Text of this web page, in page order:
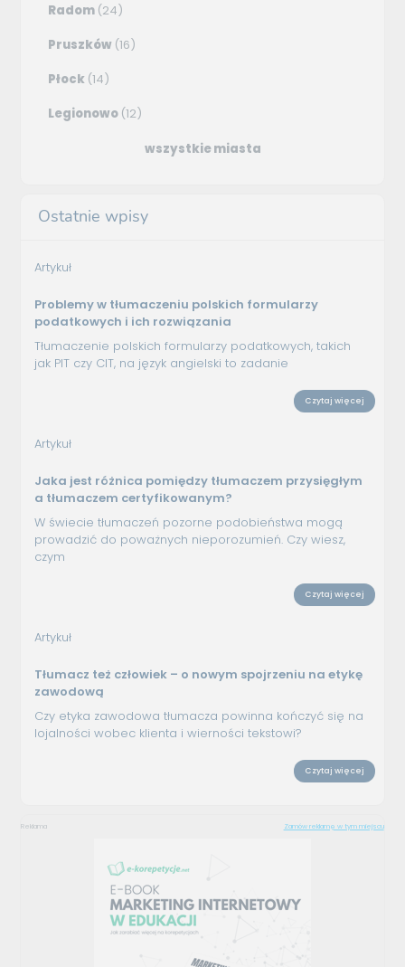
Radom (24)
Pruszków (16)
Płock (14)
Legionowo (12)
wszystkie miasta
Ostatnie wpisy
Artykuł
Problemy w tłumaczeniu polskich formularzy
podatkowych i ich rozwiązania
Tłumaczenie polskich formularzy podatkowych, takich
jak PIT czy CIT, na język angielski to zadanie
Czytaj więcej
Artykuł
Jaka jest różnica pomiędzy tłumaczem przysięgłym
a tłumaczem certyfikowanym?
W świecie tłumaczeń pozorne podobieństwa mogą
prowadzić do poważnych nieporozumień. Czy wiesz,
czym
Czytaj więcej
Artykuł
Tłumacz też człowiek – o nowym spojrzeniu na etykę
zawodową
Czy etyka zawodowa tłumacza powinna kończyć się na
lojalności wobec klienta i wierności tekstowi?
Czytaj więcej
Reklama Zamów reklamę w tym miejscu